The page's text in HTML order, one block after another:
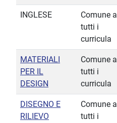
INGLESE
Comune a
tutti i
curricula
MATERIALI
PER IL
DESIGN
Comune a
tutti i
curricula
DISEGNO E
RILIEVO
Comune a
tutti i